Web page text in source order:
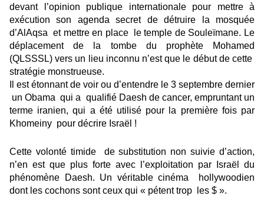
devant l’opinion publique internationale pour mettre à
exécution son agenda secret de détruire la mosquée
d’AlAqsa et mettre en place le temple de Souleïmane. Le
déplacement de la tombe du prophète Mohamed
(QLSSSL) vers un lieu inconnu n’est que le début de cette
stratégie monstrueuse.
Il est étonnant de voir ou d’entendre le 3 septembre dernier
un Obama qui a qualifié Daesh de cancer, empruntant un
terme iranien, qui a été utilisé pour la première fois par
Khomeiny pour décrire Israël !
Cette volonté timide de substitution non suivie d’action,
n’en est que plus forte avec l’exploitation par Israël du
phénomène Daesh. Un véritable cinéma hollywoodien
dont les cochons sont ceux qui « pétent trop les $ ».